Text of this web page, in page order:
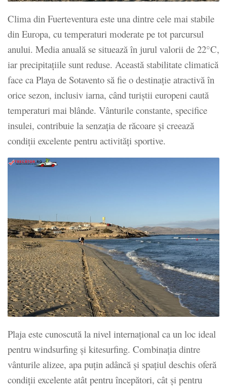
Clima din Fuerteventura este una dintre cele mai stabile
din Europa, cu temperaturi moderate pe tot parcursul
anului. Media anuală se situează în jurul valorii de 22°C,
iar precipitațiile sunt reduse. Această stabilitate climatică
face ca Playa de Sotavento să fie o destinație atractivă în
orice sezon, inclusiv iarna, când turiștii europeni caută
temperaturi mai blânde. Vânturile constante, specifice
insulei, contribuie la senzația de răcoare și creează
condiții excelente pentru activități sportive.
Plaja este cunoscută la nivel internațional ca un loc ideal
pentru windsurfing și kitesurfing. Combinația dintre
vânturile alizee, apa puțin adâncă și spațiul deschis oferă
condiții excelente atât pentru începători, cât și pentru